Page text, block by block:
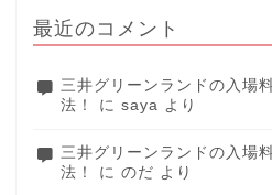
最近のコメント
三井グリーンランドの入場
法！
に saya より
三井グリーンランドの入場
法！
に のだ より